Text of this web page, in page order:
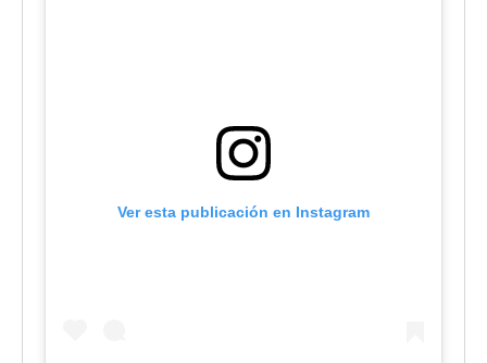
Ver esta publicación en Instagram